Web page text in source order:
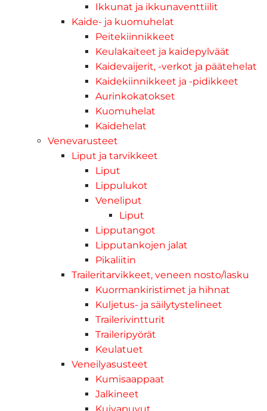
Ikkunat ja ikkunaventtiilit
Kaide- ja kuomuhelat
Peitekiinnikkeet
Keulakaiteet ja kaidepylväät
Kaidevaijerit, -verkot ja päätehelat
Kaidekiinnikkeet ja -pidikkeet
Aurinkokatokset
Kuomuhelat
Kaidehelat
Venevarusteet
Liput ja tarvikkeet
Liput
Lippulukot
Veneliput
Liput
Lipputangot
Lipputankojen jalat
Pikaliitin
Traileritarvikkeet, veneen nosto/lasku
Kuormankiristimet ja hihnat
Kuljetus- ja säilytystelineet
Trailerivintturit
Traileripyörät
Keulatuet
Veneilyasusteet
Kumisaappaat
Jalkineet
Kuivapuvut